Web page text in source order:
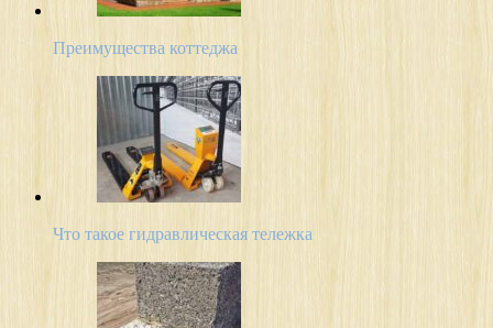
Преимущества коттеджа
Что такое гидравлическая тележка